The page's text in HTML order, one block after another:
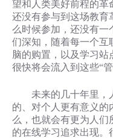
望和人类美好前程的革
还没有参与到这场教育
么时候参加，还没有一
们深知，随着每一个互
脑的购置，以及学习
很快将会流入到这些“管
未来的几十年里，
的、对个人更有意义的
么，也就会有更为人们
的在线学习追求出现。